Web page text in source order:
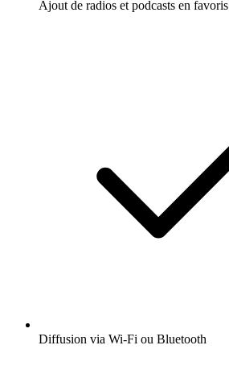
Ajout de radios et podcasts en favoris
Diffusion via Wi-Fi ou Bluetooth